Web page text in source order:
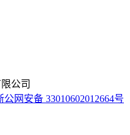
公司
公网安备 33010602012664号